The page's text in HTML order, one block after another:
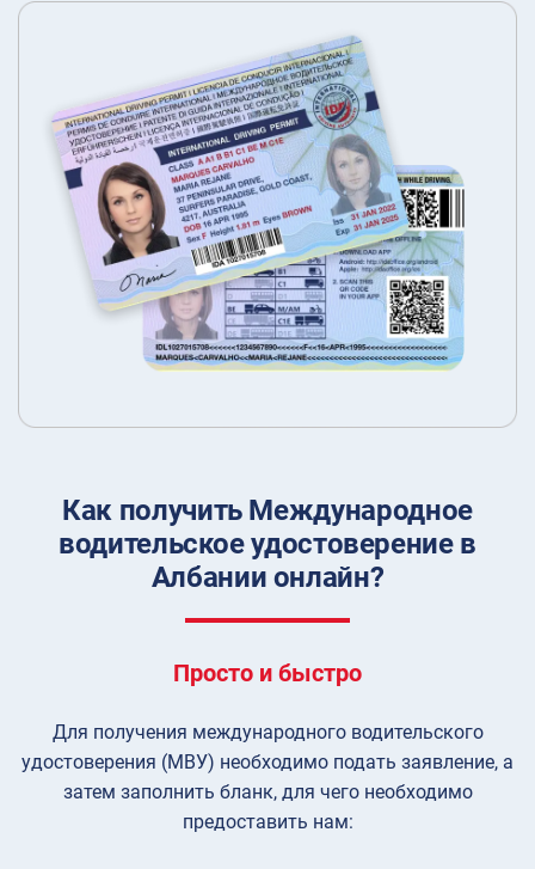
Как получить Международное
водительское удостоверение в
Албании онлайн?
Просто и быстро
Для получения международного водительского
удостоверения (МВУ) необходимо подать заявление, а
затем заполнить бланк, для чего необходимо
предоставить нам: